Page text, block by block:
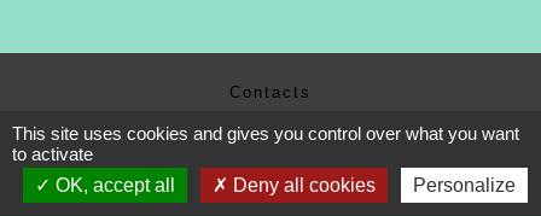
Contacts
Commune de Tréveneuc
2 place du Bourg
22410 Tréveneuc - FRANCE
+33 2 96 70 84 84
This site uses cookies and gives you control over what you want
to activate
OK, accept all
Deny all cookies Personalize